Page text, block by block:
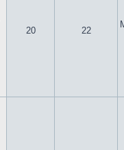
20 22